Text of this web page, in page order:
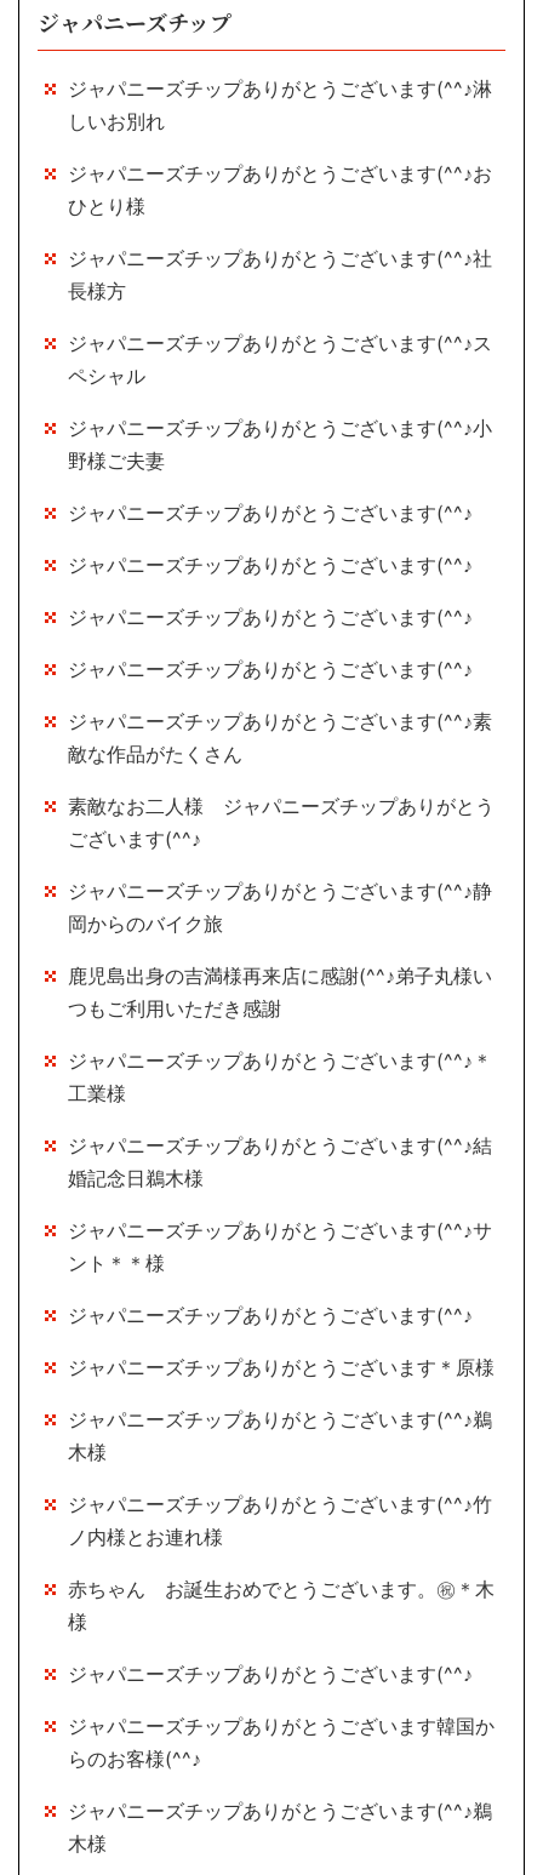
ジャパニーズチップ
ジャパニーズチップありがとうございます(^^♪淋
しいお別れ
ジャパニーズチップありがとうございます(^^♪お
ひとり様
ジャパニーズチップありがとうございます(^^♪社
長様方
ジャパニーズチップありがとうございます(^^♪ス
ペシャル
ジャパニーズチップありがとうございます(^^♪小
野様ご夫妻
ジャパニーズチップありがとうございます(^^♪
ジャパニーズチップありがとうございます(^^♪
ジャパニーズチップありがとうございます(^^♪
ジャパニーズチップありがとうございます(^^♪
ジャパニーズチップありがとうございます(^^♪素
敵な作品がたくさん
素敵なお二人様 ジャパニーズチップありがとう
ございます(^^♪
ジャパニーズチップありがとうございます(^^♪静
岡からのバイク旅
鹿児島出身の吉満様再来店に感謝(^^♪弟子丸様い
つもご利用いただき感謝
ジャパニーズチップありがとうございます(^^♪＊
工業様
ジャパニーズチップありがとうございます(^^♪結
婚記念日鵜木様
ジャパニーズチップありがとうございます(^^♪サ
ント＊＊様
ジャパニーズチップありがとうございます(^^♪
ジャパニーズチップありがとうございます＊原様
ジャパニーズチップありがとうございます(^^♪鵜
木様
ジャパニーズチップありがとうございます(^^♪竹
ノ内様とお連れ様
赤ちゃん お誕生おめでとうございます。㊗＊木
様
ジャパニーズチップありがとうございます(^^♪
ジャパニーズチップありがとうございます韓国か
らのお客様(^^♪
ジャパニーズチップありがとうございます(^^♪鵜
木様